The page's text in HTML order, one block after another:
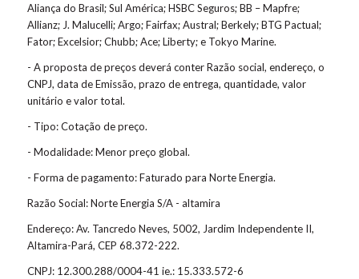
Aliança do Brasil; Sul América; HSBC Seguros; BB – Mapfre;
Allianz; J. Malucelli; Argo; Fairfax; Austral; Berkely; BTG Pactual;
Fator; Excelsior; Chubb; Ace; Liberty; e Tokyo Marine.
- A proposta de preços deverá conter Razão social, endereço, o
CNPJ, data de Emissão, prazo de entrega, quantidade, valor
unitário e valor total.
- Tipo: Cotação de preço.
- Modalidade: Menor preço global.
- Forma de pagamento: Faturado para Norte Energia.
Razão Social: Norte Energia S/A - altamira
Endereço: Av. Tancredo Neves, 5002, Jardim Independente II,
Altamira-Pará, CEP 68.372-222.
CNPJ: 12.300.288/0004-41 ie.: 15.333.572-6